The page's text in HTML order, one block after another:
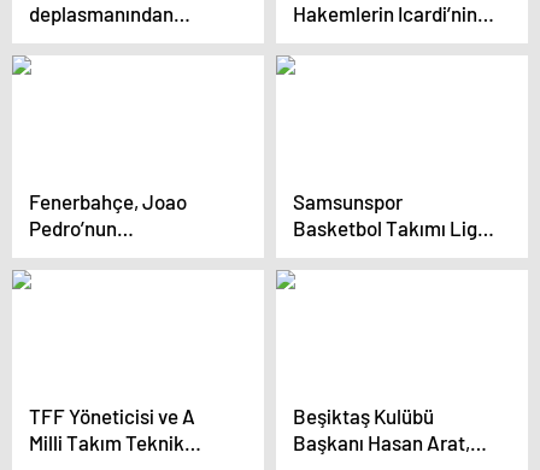
deplasmanından
golsüz beraberlikle
döndü
Hakemlerin Icardi’nin
iptal edilen golünde ne
konuştukları ortaya
Fenerbahçe, Joao
Pedro’nun
sözleşmesini feshetti
Samsunspor
Basketbol Takımı Lige
Katılmama Kararı Aldı
TFF Yöneticisi ve A
Milli Takım Teknik
Beşiktaş Kulübü
Başkanı Hasan Arat,